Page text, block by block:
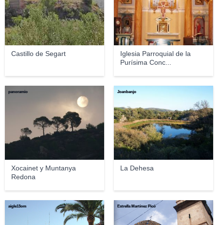
Castillo de Segart
Iglesia Parroquial de la
Purísima Conc...
Xocainet y Muntanya
Redona
panoramio
La Dehesa
Joanbanjo
aigle13om Estrella Martínez Picó